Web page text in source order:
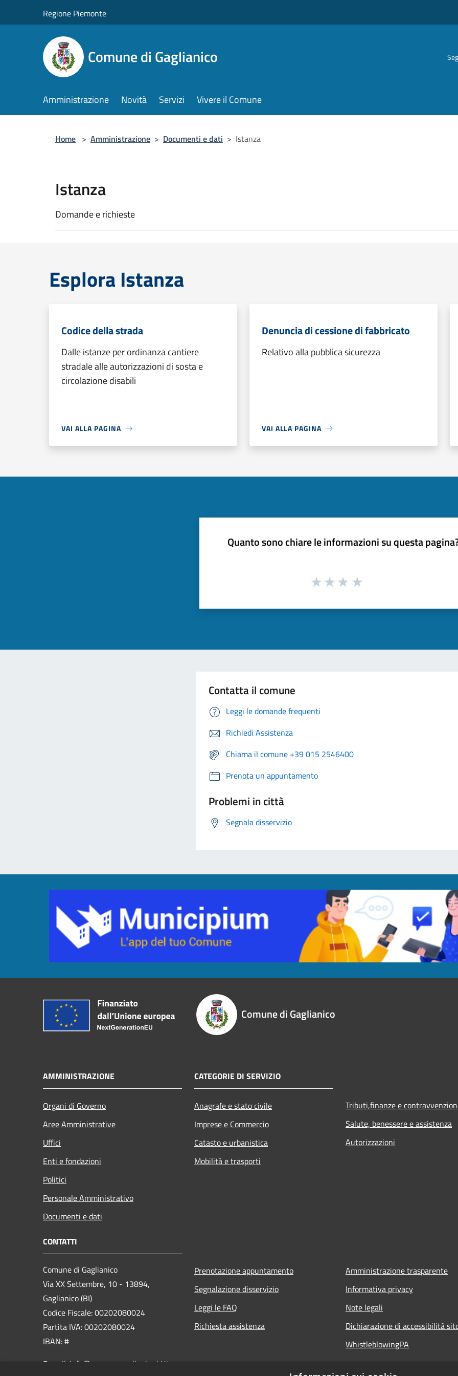
Regione Piemonte
Comune di Gaglianico
Amministrazione Novità Servizi Vivere il Comune
Home > Amministrazione > Documenti e dati > Istanza
Istanza
Domande e richieste
Esplora Istanza
Codice della strada
Dalle istanze per ordinanza cantiere
stradale alle autorizzazioni di sosta e
circolazione disabili
VAI ALLA PAGINA
Denuncia di cessione di fabbricato
Relativo alla pubblica sicurezza
VAI ALLA PAGINA
Quanto sono chiare le informazioni su questa
Contatta il comune
Leggi le domande frequenti
Richiedi Assistenza
Chiama il comune +39 015 2546400
Prenota un appuntamento
Problemi in città
Segnala disservizio
Comune di Gaglianico
AMMINISTRAZIONE
Organi di Governo
Aree Amministrative
Uffici
Enti e fondazioni
Politici
Personale Amministrativo
Documenti e dati
CATEGORIE DI SERVIZIO
Anagrafe e stato civile
Imprese e Commercio
Catasto e urbanistica
Mobilità e trasporti
Tributi,finanze e
Salute, benessere e assistenza
Autorizzazioni
CONTATTI
Comune di Gaglianico
Via XX Settembre, 10 - 13894,
Gaglianico (BI)
Codice Fiscale: 00202080024
Partita IVA: 00202080024
IBAN: #
E-mail: info@comune.gaglianico.bi.it
Prenotazione appuntamento
Segnalazione disservizio
Leggi le FAQ
Richiesta assistenza
Amministrazione trasparente
Informativa privacy
Note legali
Dichiarazione di accessibilità
WhistleblowingPA